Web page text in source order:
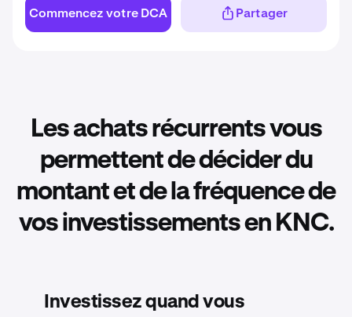
Commencez votre DCA Partager
Les achats récurrents vous
permettent de décider du
montant et de la fréquence de
vos investissements en KNC.
Investissez quand vous